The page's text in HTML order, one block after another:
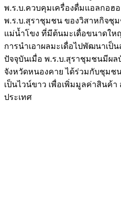
พ.ร.บ.ควบคุมเครื่องดื่มแอลกอฮ
พ.ร.บ.สุราชุมชน ของวิสาหกิจชุ
แม่น้ำโขง ที่มีต้นมะเดื่อขนาดให
การนำเอาผลมะเดื่อไปพัฒนาเป็
ปัจจุบันเมื่อ พ.ร.บ.สุราชุมชนมีผล
จังหวัดหนองคาย ได้ร่วมกับชุมช
เป็นไวน์ขาว เพื่อเพิ่มมูลค่าสินค้
ประเทศ